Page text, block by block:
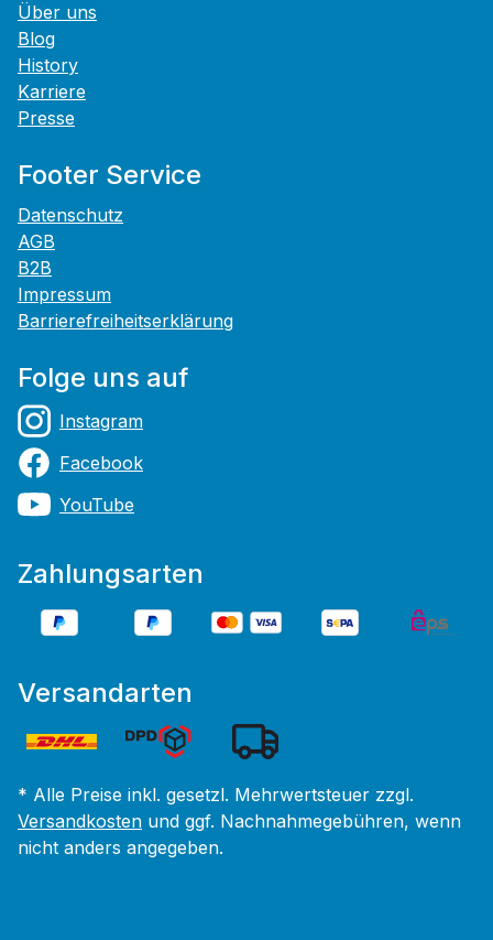
Über uns
Blog
History
Karriere
Presse
Footer Service
Datenschutz
AGB
B2B
Impressum
Barrierefreiheitserklärung
Folge uns auf
Instagram
Facebook
YouTube
Zahlungsarten
Versandarten
* Alle Preise inkl. gesetzl. Mehrwertsteuer zzgl.
Versandkosten und ggf. Nachnahmegebühren, wenn
nicht anders angegeben.